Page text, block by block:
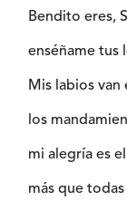
Bendito eres,
enséñame tus
Mis labios van
los
mi alegría es
más que todas